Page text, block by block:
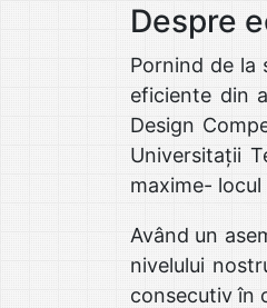
Despre
Pornind de la
eficiente din
Design
Universitații
maxime- locul
Având un
nivelului
consecutiv în